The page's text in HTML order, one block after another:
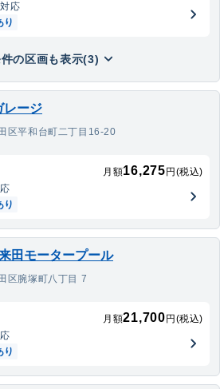
応
り
の区画も表示(3)
レージ
区平和台町二丁目16-20
月額16,275 円(税込)
り
田モータープール
区腕塚町八丁目 7
月額21,700 円(税込)
り